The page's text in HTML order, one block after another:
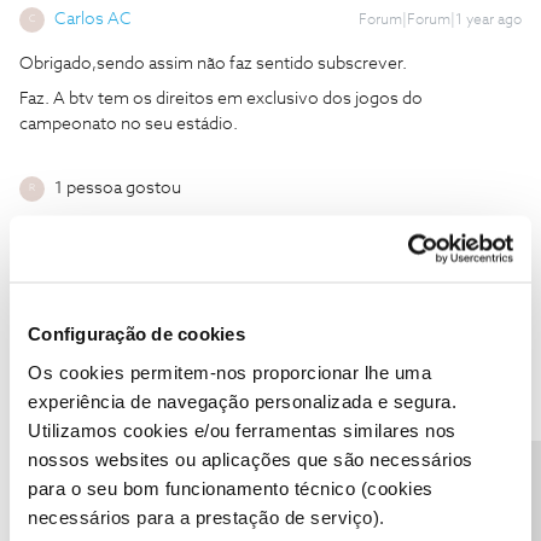
Configuração de cookies
Os cookies permitem-nos proporcionar lhe uma
experiência de navegação personalizada e segura.
Utilizamos cookies e/ou ferramentas similares nos
nossos websites ou aplicações que são necessários
para o seu bom funcionamento técnico (cookies
necessários para a prestação de serviço).
C Carlos AC Forum|Forum|1 year ago
Obrigado,sendo assim não faz sentido subscrever.
Faz. A btv tem os direitos em exclusivo dos jogos do
campeonato no seu estádio.
R 1 pessoa gostou
R RS25 AUTOR
Obrigado,sendo assim não faz sentido subscrever.
Faz. A btv tem os direitos em exclusivo dos jogos do
campeonato no seu estádio.
Pois mas só para os jogos em casa é um "sabor meio agridoce"
para quem está no estrangeiro e não tem outras opções.